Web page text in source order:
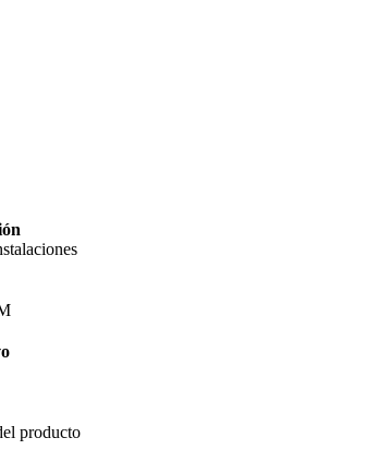
producto